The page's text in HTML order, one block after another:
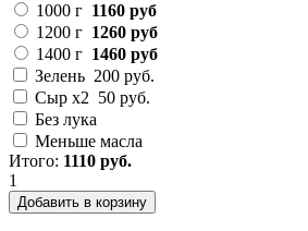
1000 г 1160 руб
1200 г 1260 руб
1400 г 1460 руб
Зелень 200 руб.
Сыр х2 50 руб.
Без лука
Меньше масла
Итого: 1110 руб.
1
Добавить в корзину